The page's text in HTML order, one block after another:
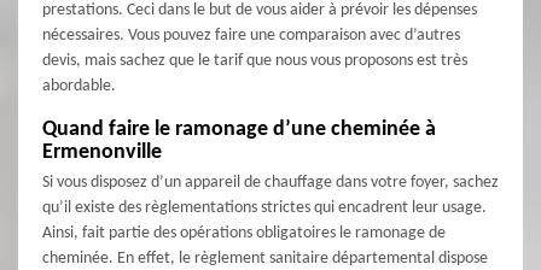
prestations. Ceci dans le but de vous aider à prévoir les dépenses
nécessaires. Vous pouvez faire une comparaison avec d’autres
devis, mais sachez que le tarif que nous vous proposons est très
abordable.
Quand faire le ramonage d’une cheminée à
Ermenonville
Si vous disposez d’un appareil de chauffage dans votre foyer, sachez
qu’il existe des règlementations strictes qui encadrent leur usage.
Ainsi, fait partie des opérations obligatoires le ramonage de
cheminée. En effet, le règlement sanitaire départemental dispose